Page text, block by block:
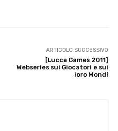
ARTICOLO SUCCESSIVO
[Lucca Games 2011]
Webseries sui Giocatori e sui
loro Mondi